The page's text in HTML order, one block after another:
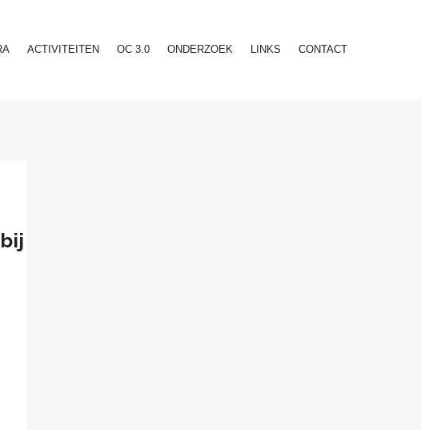
ACTIVITEITEN OC 3.0 ONDERZOEK LINKS CONTACT